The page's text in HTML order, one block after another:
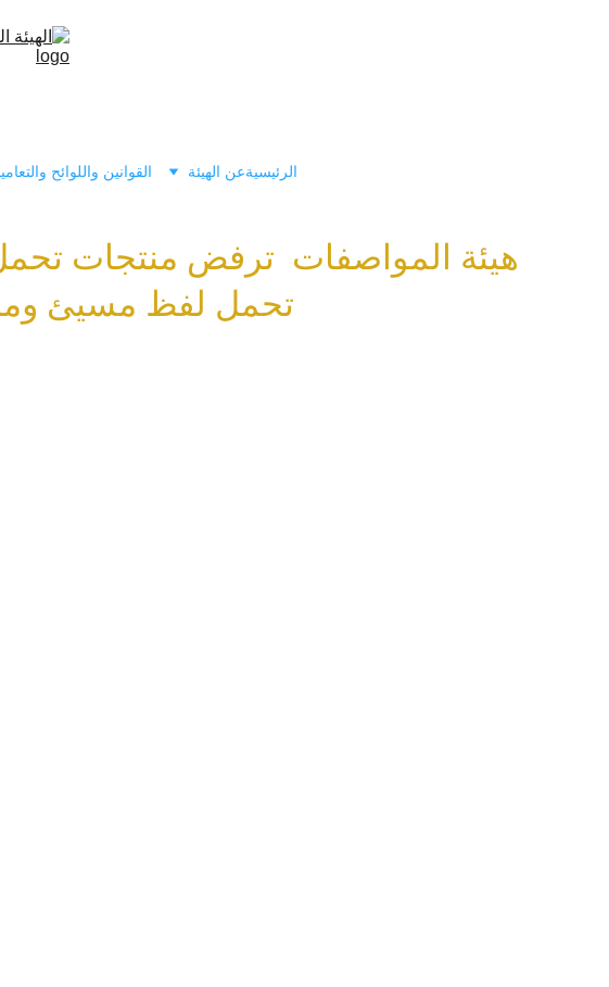
الرئيسيةعن الهيئة القوانين واللوائح
هيئة المواصفات  ترفض منتجات
تحمل لفظ مسيئ